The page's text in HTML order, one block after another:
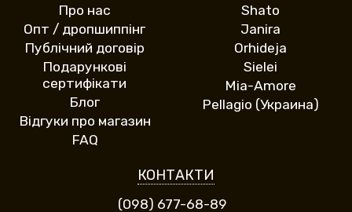
Про нас
Опт / дропшиппінг
Публічний договір
Подарункові
сертифікати
Блог
Відгуки про магазин
FAQ
Shato
Janira
Orhideja
Sielei
Mia-Amore
Pellagio (Украина)
КОНТАКТИ
(098) 677-68-89